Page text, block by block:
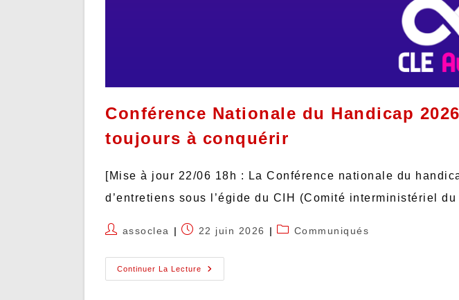
Conférence Nationale du Handicap
toujours à conquérir
[Mise à jour 22/06 18h : La Conférence nationale du
d’entretiens sous l’égide du CIH (Comité interministériel
assoclea 22 juin 2026 Communiqués
Continuer La Lecture